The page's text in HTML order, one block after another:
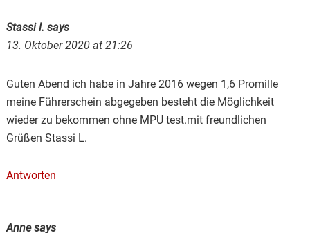
Stassi l. says
13. Oktober 2020 at 21:26
Guten Abend ich habe in Jahre 2016 wegen 1,6 Promille
meine Führerschein abgegeben besteht die Möglichkeit
wieder zu bekommen ohne MPU test.mit freundlichen
Grüßen Stassi L.
Antworten
Annesays